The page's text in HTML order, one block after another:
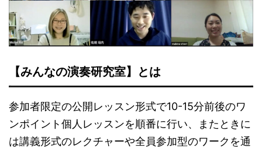
【みんなの演奏研究室】とは
参加者限定の公開レッスン形式で10-15分前後のワ
ンポイント個人レッスンを順番に行い、またときに
は講義形式のレクチャーや全員参加型のワークを通